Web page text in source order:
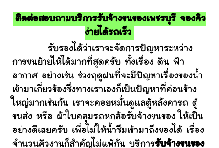
ติดต่อสอบถามบริการรับจ้างขนของเพชรบุรี จองคิว
ง่ายได้รถเร็ว
รับรองได้ว่าเราจะจัดการปัญหาระหว่าง
การขนย้ายให้ได้มากที่สุดครับ ทั้งเรื่อง ดิน ฟ้า
อากาศ อย่างเช่น ช่วงฤดูฝนที่จะมีปัญหาเรื่องของน้ำ
เข้ามาเกี่ยวข้องซึ่งทางเราเองก็เป็นปัญหาที่ค่อนข้าง
ใหญ่มากเช่นกัน เราจะคอยหมั่นดูแลตู้หลังคารถ ตู้
ขนส่ง หรือ ผ้าใบคลุมรถหกล้อรับจ้างขนของ ให้เป็น
อย่างดีเลยครับ เพื่อไม่ให้น้ำซึมเข้ามาถึงของได้ เรื่อง
จำนวนคิวงานก็สำคัญไม่แพ้กัน บริการรับจ้างขนของ